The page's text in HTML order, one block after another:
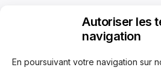
Autoriser les
navigation
En poursuivant votre navigation sur